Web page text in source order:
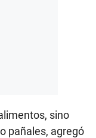
sino
pañales, agregó